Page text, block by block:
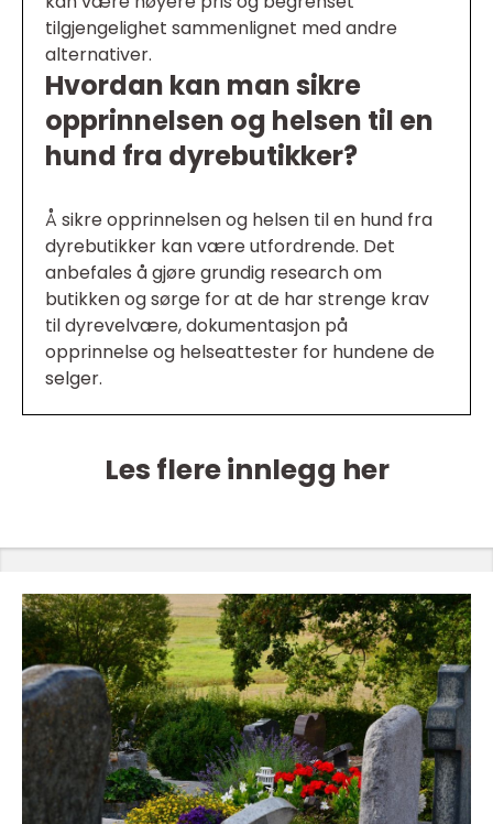
tilgjengelighet sammenlignet med andre
alternativer.
Hvordan kan man sikre
opprinnelsen og helsen til en
hund fra dyrebutikker?
Å sikre opprinnelsen og helsen til en hund fra
dyrebutikker kan være utfordrende. Det
anbefales å gjøre grundig research om
butikken og sørge for at de har strenge krav
til dyrevelvære, dokumentasjon på
opprinnelse og helseattester for hundene de
selger.
Les flere innlegg her